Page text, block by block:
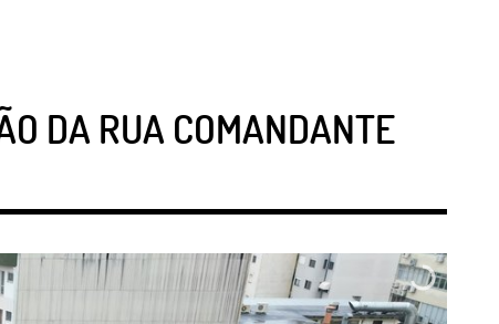
DA RUA COMANDANTE